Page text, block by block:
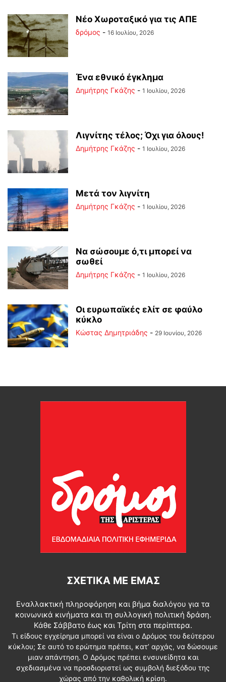
Νέο Χωροταξικό για τις ΑΠΕ
δρόμος - 16 Ιουλίου, 2026
Ένα εθνικό έγκλημα
Δημήτρης Γκάζης - 1 Ιουλίου, 2026
Λιγνίτης τέλος; Όχι για όλους!
Δημήτρης Γκάζης - 1 Ιουλίου, 2026
Μετά τον λιγνίτη
Δημήτρης Γκάζης - 1 Ιουλίου, 2026
Να σώσουμε ό,τι μπορεί να
σωθεί
Δημήτρης Γκάζης - 1 Ιουλίου, 2026
Οι ευρωπαϊκές ελίτ σε φαύλο
κύκλο
Kώστας Δημητριάδης - 29 Ιουνίου, 2026
ΣΧΕΤΙΚΆ ΜΕ ΕΜΆΣ
Εναλλακτική πληροφόρηση και βήμα διαλόγου για τα
κοινωνικά κινήματα και τη συλλογική πολιτική δράση.
Κάθε Σάββατο έως και Τρίτη στα περίπτερα.
Τι είδους εγχείρημα μπορεί να είναι ο Δρόμος του δεύτερου
κύκλου; Σε αυτό το ερώτημα πρέπει, κατ’ αρχάς, να δώσουμε
μιαν απάντηση. Ο Δρόμος πρέπει ενσυνείδητα και
σχεδιασμένα να προσδιοριστεί ως συμβολή διεξόδου της
χώρας από την καθολική κρίση.